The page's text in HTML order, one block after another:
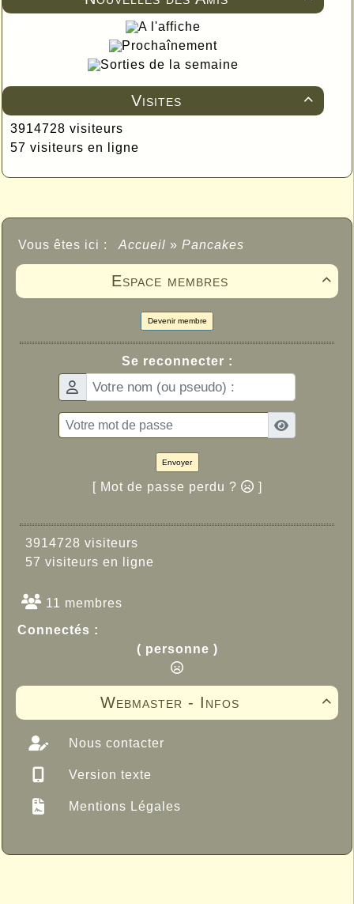
A l'affiche
Prochaînement
Sorties de la semaine

Visites
3914728 visiteurs
57 visiteurs en ligne
Vous êtes ici : Accueil » Pancakes

Espace membres
Devenir membre
Se reconnecter :
Envoyer
[ Mot de passe perdu ? ]
3914728 visiteurs
57 visiteurs en ligne
11 membres
Connectés :
( personne )

Webmaster - Infos
Nous contacter
Version texte
Mentions Légales